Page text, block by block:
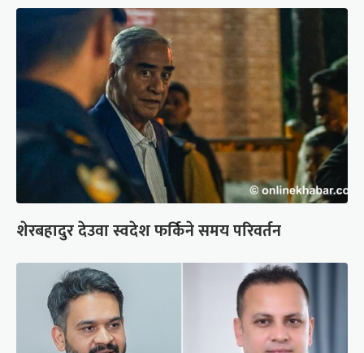
शेरबहादुर देउवा स्वदेश फर्किने समय परिवर्तन